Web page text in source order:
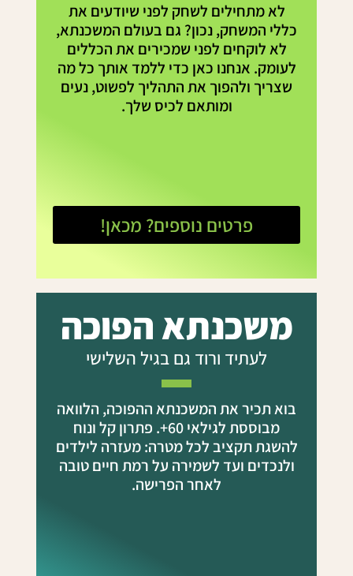
לא מתחילים לשחק לפני שיודעים את
כללי המשחק, נכון? גם בעולם המשכנתא,
לא לוקחים לפני שמכירים את הכללים
לעומק. אנחנו כאן כדי ללמד אותך כל מה
שצריך ולהפוך את התהליך לפשוט, נעים
ומותאם לכיס שלך.
פרטים נוספים? מכאן!
משכנתא הפוכה
לעתיד ורוד גם בגיל השלישי
בוא תכיר את המשכנתא ההפוכה, הלוואה
מבוססת לגילאי 60+. פתרון קל ונוח
להשגת תקציב לכל מטרה: מעזרה לילדים
ולנכדים ועד לשמירה על רמת חיים טובה
לאחר הפרישה.